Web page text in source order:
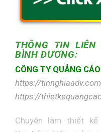
THÔNG TIN
BÌNH DƯƠNG:
CÔNG TY QUẢNG
https://
https://
Chuyên làm thiết